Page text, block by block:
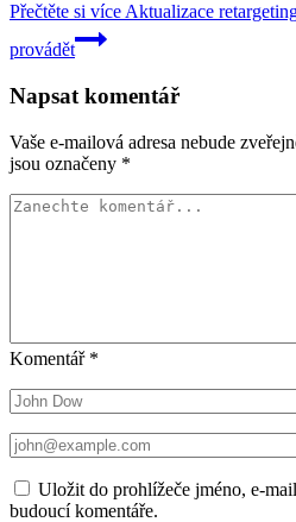
Přečtěte si více Aktualizace
provádět
Napsat komentář
Vaše e-mailová adresa nebude
jsou označeny *
Komentář *
Uložit do prohlížeče jméno, e-
budoucí komentáře.